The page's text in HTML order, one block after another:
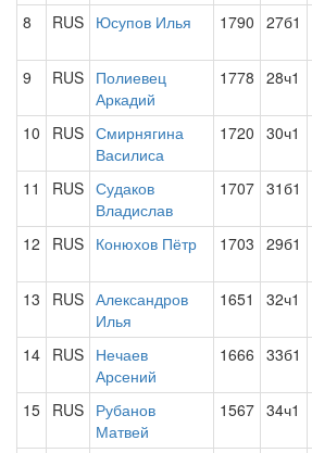
8 RUS Юсупов Илья 1790 27б1
9 RUS Полиевец
Аркадий
1778 28ч1
10 RUS Смирнягина
Василиса
1720 30ч1
11 RUS Судаков
Владислав
1707 31б1
12 RUS Конюхов Пётр 1703 29б1
13 RUS Александров
Илья
1651 32ч1
14 RUS Нечаев
Арсений
1666 33б1
15 RUS Рубанов
Матвей
1567 34ч1